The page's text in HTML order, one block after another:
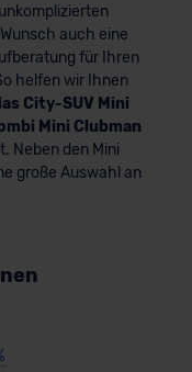
auch eine
für Ihren
helfen wir Ihnen
City-SUV Mini
Mini Clubman
Neben den Mini
große Auswahl an